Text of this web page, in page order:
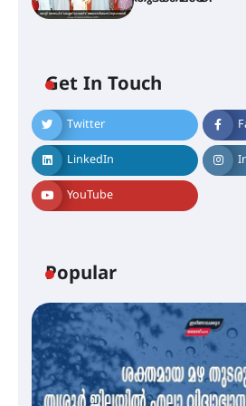
Get In Touch
Twitter
LinkedIn
YouTube
Popular
എം.ജി.
ഇംഗ്ളീഷ്
ഡോക്ടറേറ്റ്
വെള്ളിയാഴ്ച
സെന്റ്
കോമേഴ്‌സ്
തുടക്കമായി